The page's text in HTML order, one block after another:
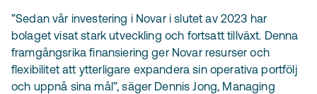
”Sedan vår investering i Novar i slutet av 2023 har
bolaget visat stark utveckling och fortsatt tillväxt. Denna
framgångsrika finansiering ger Novar resurser och
flexibilitet att ytterligare expandera sin operativa portfölj
och uppnå sina mål”, säger Dennis Jong, Managing